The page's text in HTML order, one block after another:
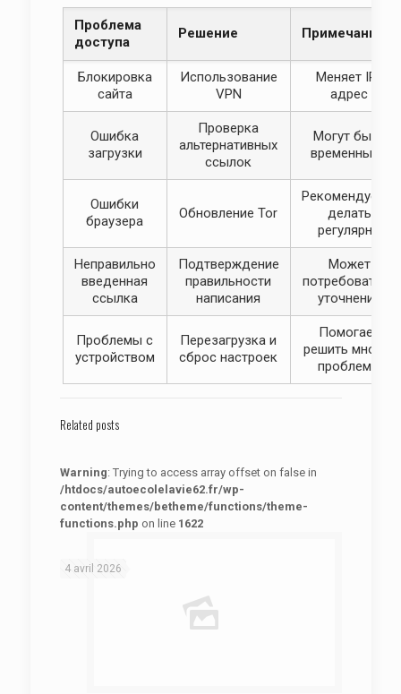
Проблема
доступа
Решение Примечание
Блокировка
сайта
Использование
VPN
Меняет IP-
адрес
Ошибка
загрузки
Проверка
альтернативных
ссылок
Могут быть
временными
Ошибки
браузера
Обновление Tor
Рекомендуется
делать
регулярно
Неправильно
введенная
ссылка
Подтверждение
правильности
написания
Может
потребоваться
уточнение
Проблемы с
устройством
Перезагрузка и
сброс настроек
Помогает
решить многие
проблемы
Related posts
Warning: Trying to access array offset on false in
/htdocs/autoecolelavie62.fr/wp-
content/themes/betheme/functions/theme-
functions.php on line 1622
4 avril 2026